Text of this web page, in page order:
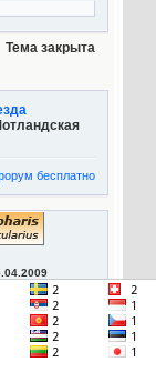
Тема закрыта
бесплатно